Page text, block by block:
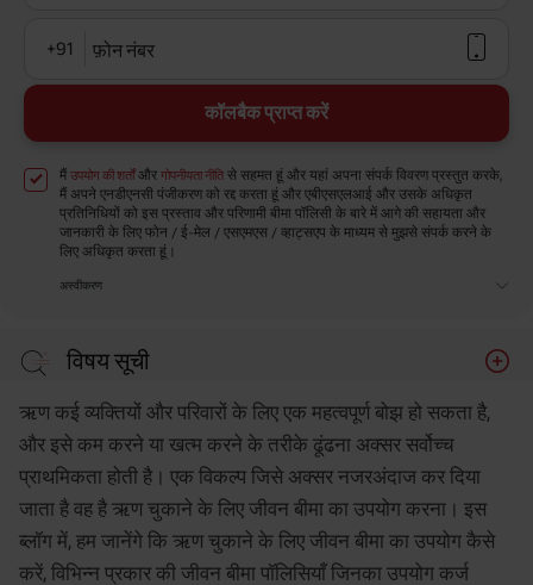
+91 फ़ोन नंबर
कॉलबैक प्राप्त करें
मैं उपयोग की शर्तोंऔर गोपनीयता नीति से सहमत हूं और यहां अपना संपर्क विवरण प्रस्तुत करके,
मैं अपने एनडीएनसी पंजीकरण को रद्द करता हूं और एबीएसएलआई और उसके अधिकृत
प्रतिनिधियों को इस प्रस्ताव और परिणामी बीमा पॉलिसी के बारे में आगे की सहायता और
जानकारी के लिए फोन / ई-मेल / एसएमएस / व्हाट्सएप के माध्यम से मुझसे संपर्क करने के
लिए अधिकृत करता हूं।
अस्वीकरण
विषय सूची
ऋण चुकाने के लिए जीवन बीमा का उपयोग करना
ऋण चुकाने के लिए जीवन बीमा का उपयोग करते समय मुख्य बातें
निष्कर्ष
कर्ज़ चुकाने के लिए जीवन बीमा पर अक्सर पूछे जाने वाले प्रश्न
ऋण कई व्यक्तियों और परिवारों के लिए एक महत्वपूर्ण बोझ हो सकता है,
और इसे कम करने या खत्म करने के तरीके ढूंढना अक्सर सर्वोच्च
प्राथमिकता होती है। एक विकल्प जिसे अक्सर नजरअंदाज कर दिया
जाता है वह है ऋण चुकाने के लिए जीवन बीमा का उपयोग करना। इस
ब्लॉग में, हम जानेंगे कि ऋण चुकाने के लिए जीवन बीमा का उपयोग कैसे
करें, विभिन्न प्रकार की जीवन बीमा पॉलिसियाँ जिनका उपयोग कर्ज